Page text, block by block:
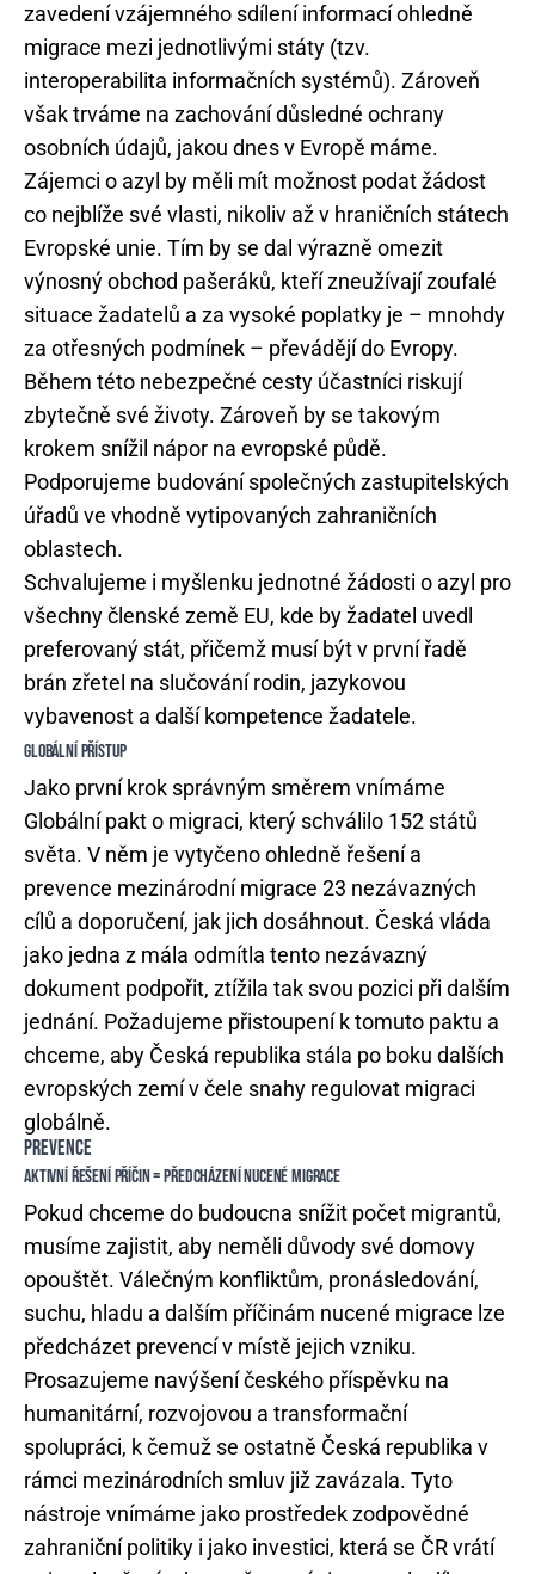
zavedení vzájemného sdílení informací ohledně
migrace mezi jednotlivými státy (tzv.
interoperabilita informačních systémů). Zároveň
však trváme na zachování důsledné ochrany
osobních údajů, jakou dnes v Evropě máme.
Zájemci o azyl by měli mít možnost podat žádost
co nejblíže své vlasti, nikoliv až v hraničních státech
Evropské unie. Tím by se dal výrazně omezit
výnosný obchod pašeráků, kteří zneužívají zoufalé
situace žadatelů a za vysoké poplatky je – mnohdy
za otřesných podmínek – převádějí do Evropy.
Během této nebezpečné cesty účastníci riskují
zbytečně své životy. Zároveň by se takovým
krokem snížil nápor na evropské půdě.
Podporujeme budování společných zastupitelských
úřadů ve vhodně vytipovaných zahraničních
oblastech.
Schvalujeme i myšlenku jednotné žádosti o azyl pro
všechny členské země EU, kde by žadatel uvedl
preferovaný stát, přičemž musí být v první řadě
brán zřetel na slučování rodin, jazykovou
vybavenost a další kompetence žadatele.
GLOBÁLNÍ PŘÍSTUP
Jako první krok správným směrem vnímáme
Globální pakt o migraci, který schválilo 152 států
světa. V něm je vytyčeno ohledně řešení a
prevence mezinárodní migrace 23 nezávazných
cílů a doporučení, jak jich dosáhnout. Česká vláda
jako jedna z mála odmítla tento nezávazný
dokument podpořit, ztížila tak svou pozici při dalším
jednání. Požadujeme přistoupení k tomuto paktu a
chceme, aby Česká republika stála po boku dalších
evropských zemí v čele snahy regulovat migraci
globálně.
PREVENCE
AKTIVNÍ ŘEŠENÍ PŘÍČIN = PŘEDCHÁZENÍ NUCENÉ MIGRACE
Pokud chceme do budoucna snížit počet migrantů,
musíme zajistit, aby neměli důvody své domovy
opouštět. Válečným konfliktům, pronásledování,
suchu, hladu a dalším příčinám nucené migrace lze
předcházet prevencí v místě jejich vzniku.
Prosazujeme navýšení českého příspěvku na
humanitární, rozvojovou a transformační
spolupráci, k čemuž se ostatně Česká republika v
rámci mezinárodních smluv již zavázala. Tyto
nástroje vnímáme jako prostředek zodpovědné
zahraniční politiky i jako investici, která se ČR vrátí